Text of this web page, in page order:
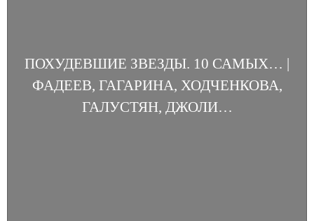
ПОХУДЕВШИЕ ЗВЕЗДЫ. 10 САМЫХ… |
ФАДЕЕВ, ГАГАРИНА, ХОДЧЕНКОВА,
ГАЛУСТЯН, ДЖОЛИ…